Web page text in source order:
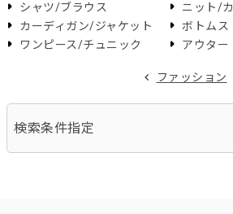
シャツ/ブラウス
ニット/
カーディガン/ジャケット
ボトムス
ワンピース/チュニック
アウター
ファッション
検索条件指定